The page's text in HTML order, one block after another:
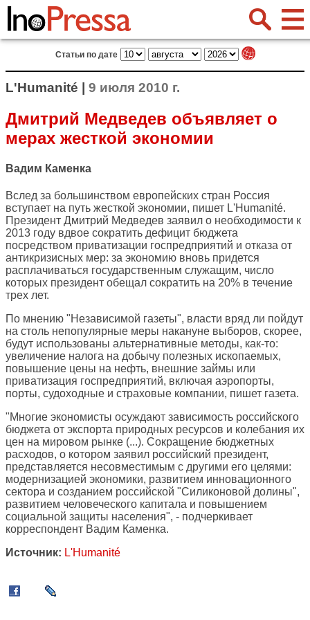
Статьи по дате
L'Humanité | 9 июля 2010 г.
Дмитрий Медведев объявляет о
мерах жесткой экономии
Вадим Каменка
Вслед за большинством европейских стран Россия
вступает на путь жесткой экономии, пишет L'Humanité.
Президент Дмитрий Медведев заявил о необходимости к
2013 году вдвое сократить дефицит бюджета
посредством приватизации госпредприятий и отказа от
антикризисных мер: за экономию вновь придется
расплачиваться государственным служащим, число
которых президент обещал сократить на 20% в течение
трех лет.
По мнению "Независимой газеты", власти вряд ли пойдут
на столь непопулярные меры накануне выборов, скорее,
будут использованы альтернативные методы, как-то:
увеличение налога на добычу полезных ископаемых,
повышение цены на нефть, внешние займы или
приватизация госпредприятий, включая аэропорты,
порты, судоходные и страховые компании, пишет газета.
"Многие экономисты осуждают зависимость российского
бюджета от экспорта природных ресурсов и колебания их
цен на мировом рынке (...). Сокращение бюджетных
расходов, о котором заявил российский президент,
представляется несовместимым с другими его целями:
модернизацией экономики, развитием инновационного
сектора и созданием российской "Силиконовой долины",
развитием человеческого капитала и повышением
социальной защиты населения", - подчеркивает
корреспондент Вадим Каменка.
Источник: L'Humanité